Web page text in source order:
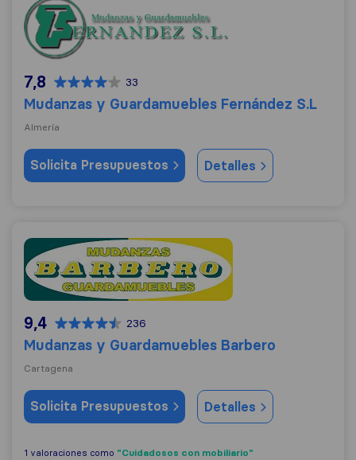
Mudanzas y Guardamuebles Fernández S.L
7,8 33
Mudanzas y Guardamuebles Fernández S.L
Almería
Solicita Presupuestos Detalles
Mudanzas y Guardamuebles Barbero
9,4 236
Mudanzas y Guardamuebles Barbero
Cartagena
Solicita Presupuestos Detalles
1 valoraciones como "Cuidadosos con mobiliario"